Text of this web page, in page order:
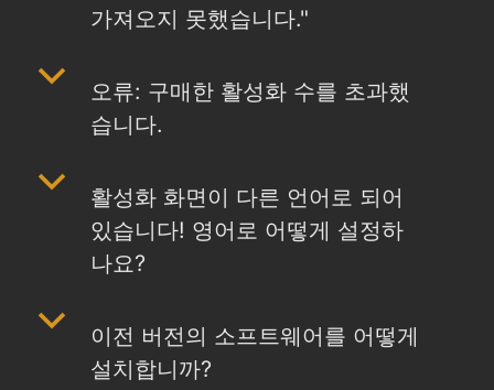
가져오지 못했습니다."
b
오류: 구매한 활성화 수를 초과했
습니다.
b
활성화 화면이 다른 언어로 되어
있습니다! 영어로 어떻게 설정하
나요?
b
이전 버전의 소프트웨어를 어떻게
설치합니까?